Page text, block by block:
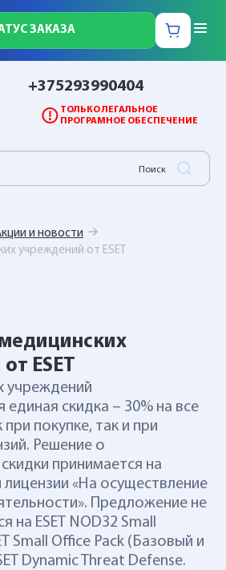
ЗАКАЗА
+375293990404
ТОЛЬКО ЛЕГАЛЬНОЕ
ПРОГРАМНОЕ ОБЕСПЕЧЕНИЕ
и новости
учреждений от ESET
ESET
учреждений
единая скидка – 30% на все
при покупке, так и при
Решение о
принимается на
«На осуществление
Предложение не
на ESET NOD32 Small
Small Office Pack (Базовый и
Dynamic Threat Defense.